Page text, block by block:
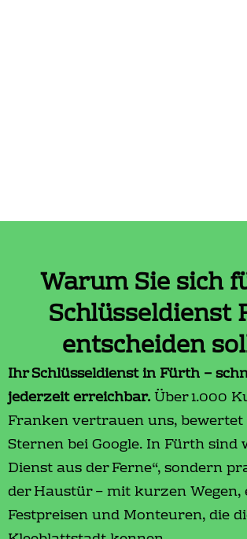
Warum Sie sich
Schlüsseldienst
entscheiden
Ihr Schlüsseldienst in Fürth –
jederzeit erreichbar.Über 1.000
Franken vertrauen uns,
Sternen bei Google. In Fürth sind
Dienst aus der Ferne“, sondern
der Haustür – mit kurzen Wegen,
Festpreisen und Monteuren, die